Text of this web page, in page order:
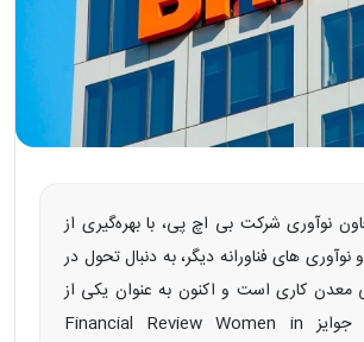
نوآوری شرکت بی‌ اچ‌ پی، با بهره‌گیری از
های فناورانه دیگر، به‌ دنبال تحول در
کاری است و اکنون به عنوان یکی از
فینالیست‌ های جوایز Financial Review Women in